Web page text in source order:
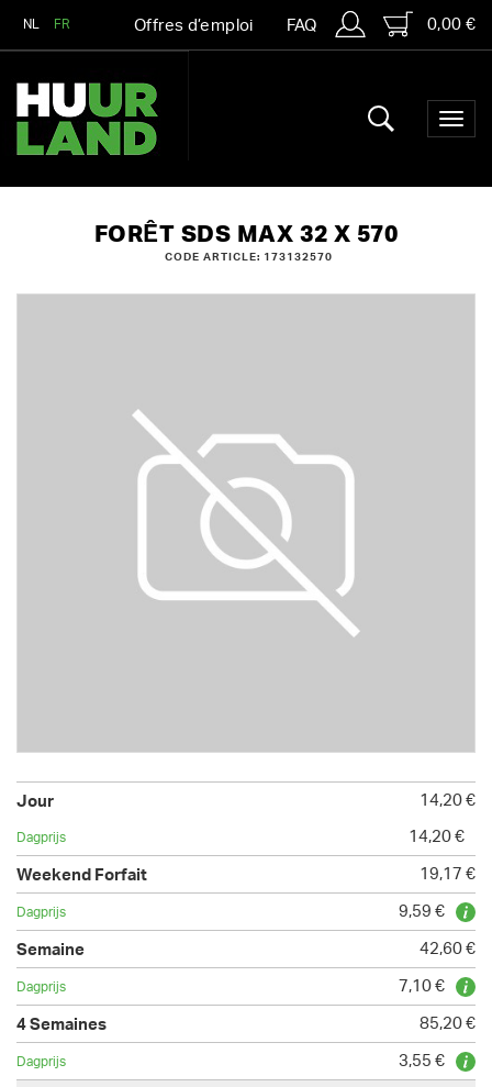
NL FR Offres d’emploi FAQ 0,00 €
FORÊT SDS MAX 32 X 570
CODE ARTICLE: 173132570
14,20 €
14,20 €
19,17 €
9,59 €
42,60 €
7,10 €
85,20 €
3,55 €